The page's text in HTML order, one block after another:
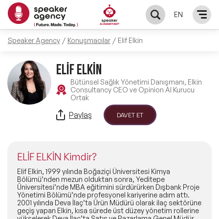
EN
KONUŞMACILAR
Yerel Konuşmacılar
Global Konuşmacılar
Exclusive Konuşmacılar
Tüm Konuşmacılar
KONULAR
Öne Çıkan Konular
Ünlü Konuşmacılar
İlham Veren Konuşmacılar
İlham Veren Kadın Konuşmacılar
ÇÖZÜMLER
Master Class Workshop
Akış Sunumu & Moderasyon
HAKKIMIZDA
Biz Kimiz?
BLOG
Speaker Agency Konuşmacılar Elif Elkin
ELİF ELKİN
Bütünsel Sağlık Yönetimi Danışmanı, Elkin
Consultancy CEO ve Opinion AI Kurucu
Ortak
Paylaş DAVET ET
ELİF ELKİN Kimdir?
Elif Elkin, 1999 yılında Boğaziçi Üniversitesi Kimya
Bölümü’nden mezun olduktan sonra, Yeditepe
Üniversitesi’nde MBA eğitimini sürdürürken Dışbank Proje
Yönetimi Bölümü’nde profesyonel kariyerine adım attı.
2001 yılında Deva İlaç’ta Ürün Müdürü olarak ilaç sektörüne
geçiş yapan Elkin, kısa sürede üst düzey yönetim rollerine